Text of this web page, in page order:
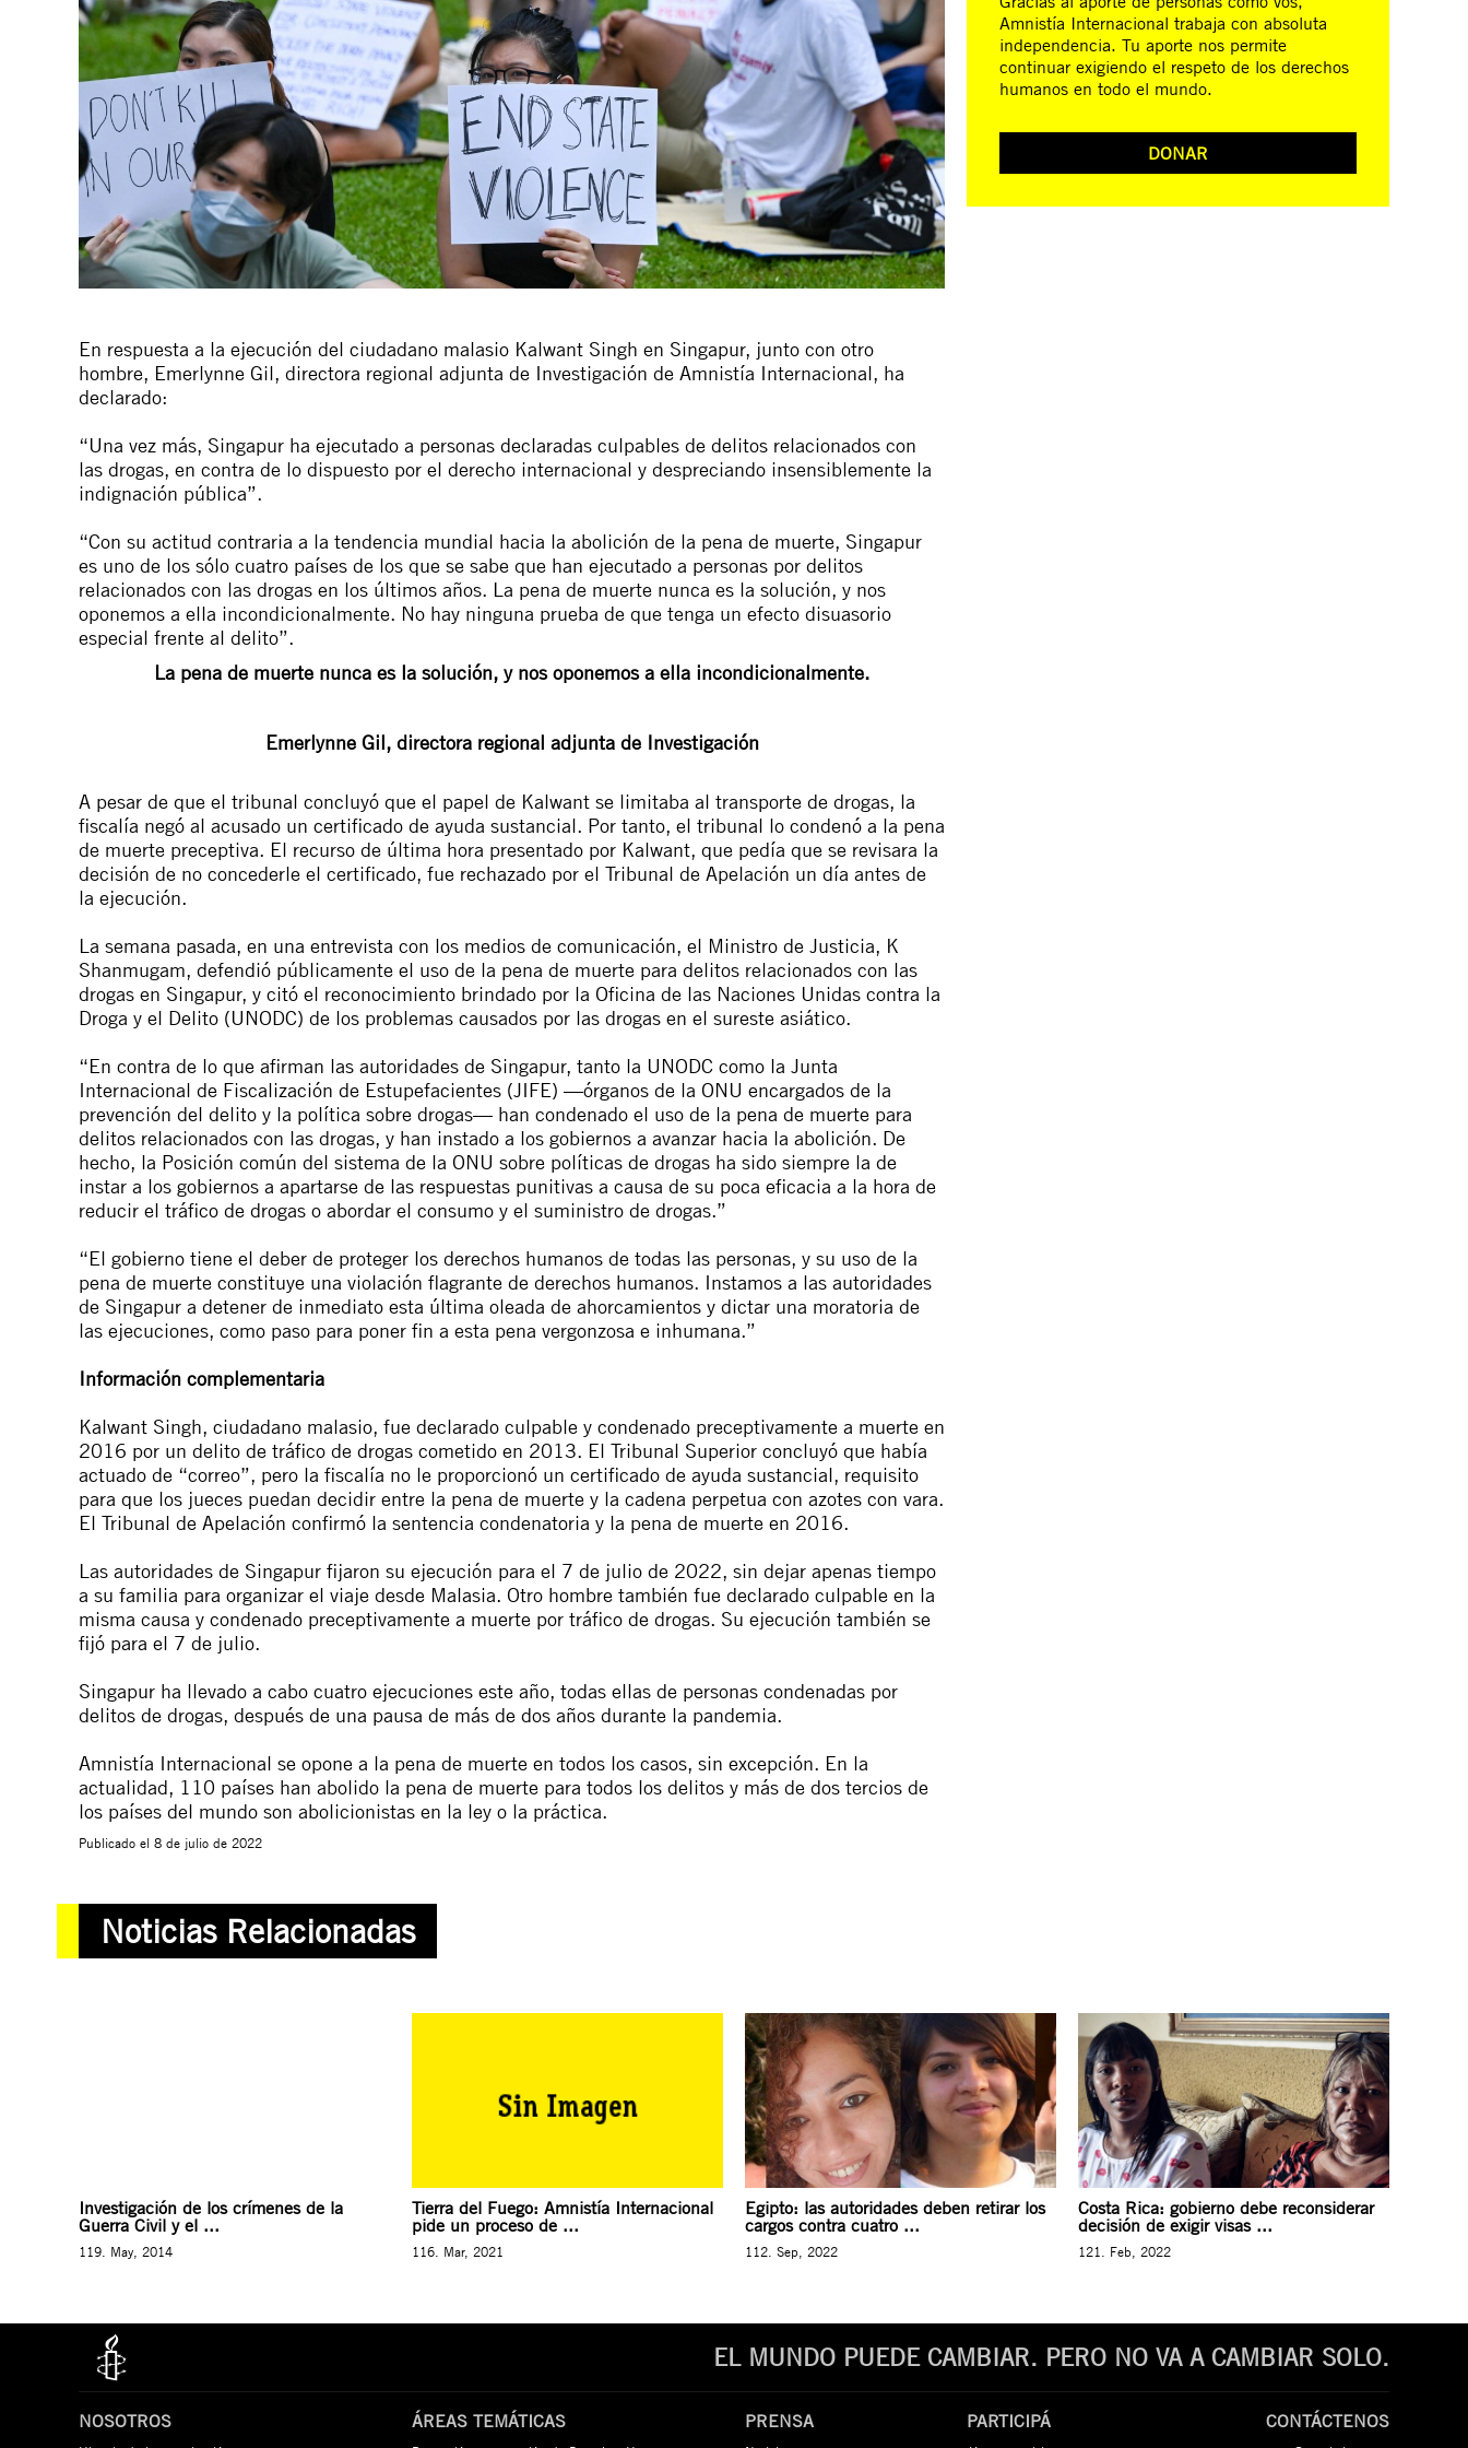
En respuesta a la ejecución del ciudadano malasio Kalwant Singh en Singapur, junto con otro
hombre, Emerlynne Gil, directora regional adjunta de Investigación de Amnistía Internacional, ha
declarado:
“Una vez más, Singapur ha ejecutado a personas declaradas culpables de delitos relacionados con
las drogas, en contra de lo dispuesto por el derecho internacional y despreciando insensiblemente la
indignación pública”.
“Con su actitud contraria a la tendencia mundial hacia la abolición de la pena de muerte, Singapur
es uno de los sólo cuatro países de los que se sabe que han ejecutado a personas por delitos
relacionados con las drogas en los últimos años. La pena de muerte nunca es la solución, y nos
oponemos a ella incondicionalmente. No hay ninguna prueba de que tenga un efecto disuasorio
especial frente al delito”.
La pena de muerte nunca es la solución, y nos oponemos a ella incondicionalmente.
Emerlynne Gil, directora regional adjunta de Investigación
A pesar de que el tribunal concluyó que el papel de Kalwant se limitaba al transporte de drogas, la
fiscalía negó al acusado un certificado de ayuda sustancial. Por tanto, el tribunal lo condenó a la pena
de muerte preceptiva. El recurso de última hora presentado por Kalwant, que pedía que se revisara la
decisión de no concederle el certificado, fue rechazado por el Tribunal de Apelación un día antes de
la ejecución.
La semana pasada, en una entrevista con los medios de comunicación, el Ministro de Justicia, K
Shanmugam, defendió públicamente el uso de la pena de muerte para delitos relacionados con las
drogas en Singapur, y citó el reconocimiento brindado por la Oficina de las Naciones Unidas contra la
Droga y el Delito (UNODC) de los problemas causados por las drogas en el sureste asiático.
“En contra de lo que afirman las autoridades de Singapur, tanto la UNODC como la Junta
Internacional de Fiscalización de Estupefacientes (JIFE) —órganos de la ONU encargados de la
prevención del delito y la política sobre drogas— han condenado el uso de la pena de muerte para
delitos relacionados con las drogas, y han instado a los gobiernos a avanzar hacia la abolición. De
hecho, la Posición común del sistema de la ONU sobre políticas de drogas ha sido siempre la de
instar a los gobiernos a apartarse de las respuestas punitivas a causa de su poca eficacia a la hora de
reducir el tráfico de drogas o abordar el consumo y el suministro de drogas.”
“El gobierno tiene el deber de proteger los derechos humanos de todas las personas, y su uso de la
pena de muerte constituye una violación flagrante de derechos humanos. Instamos a las autoridades
de Singapur a detener de inmediato esta última oleada de ahorcamientos y dictar una moratoria de
las ejecuciones, como paso para poner fin a esta pena vergonzosa e inhumana.”
Información complementaria
Kalwant Singh, ciudadano malasio, fue declarado culpable y condenado preceptivamente a muerte en
2016 por un delito de tráfico de drogas cometido en 2013. El Tribunal Superior concluyó que había
actuado de “correo”, pero la fiscalía no le proporcionó un certificado de ayuda sustancial, requisito
para que los jueces puedan decidir entre la pena de muerte y la cadena perpetua con azotes con vara.
El Tribunal de Apelación confirmó la sentencia condenatoria y la pena de muerte en 2016.
Las autoridades de Singapur fijaron su ejecución para el 7 de julio de 2022, sin dejar apenas tiempo
a su familia para organizar el viaje desde Malasia. Otro hombre también fue declarado culpable en la
misma causa y condenado preceptivamente a muerte por tráfico de drogas. Su ejecución también se
fijó para el 7 de julio.
Singapur ha llevado a cabo cuatro ejecuciones este año, todas ellas de personas condenadas por
delitos de drogas, después de una pausa de más de dos años durante la pandemia.
Amnistía Internacional se opone a la pena de muerte en todos los casos, sin excepción. En la
actualidad, 110 países han abolido la pena de muerte para todos los delitos y más de dos tercios de
los países del mundo son abolicionistas en la ley o la práctica.
Publicado el 8 de julio de 2022
Amnistía Internacional trabaja con absoluta
independencia. Tu aporte nos permite
continuar exigiendo el respeto de los derechos
humanos en todo el mundo.
DONAR
Noticias Relacionadas
Investigación de los crímenes de la
Guerra Civil y el ...
119. May, 2014
Tierra del Fuego: Amnistía Internacional
pide un proceso de ...
116. Mar, 2021
Egipto: las autoridades deben retirar los
cargos contra cuatro ...
112. Sep, 2022
Costa Rica: gobierno debe reconsiderar
decisión de exigir visas ...
121. Feb, 2022
EL MUNDO PUEDE CAMBIAR. PERO NO VA A CAMBIAR SOLO.
NOSOTROS ÁREAS TEMÁTICAS PRENSA PARTICIPÁ CONTÁCTENOS